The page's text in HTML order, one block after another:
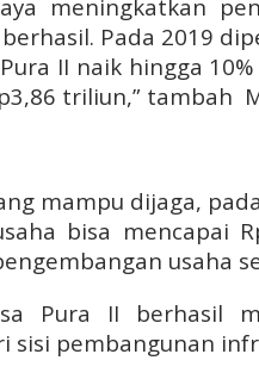
meningkatkan
Pada 2019
II naik hingga
triliun,” tambah
mampu dijaga,
bisa mencapai
usaha
Pura II berhasil
sisi pembangunan